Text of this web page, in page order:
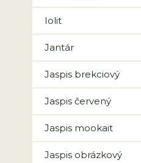
Iolit
Jantár
Jaspis brekciový
Jaspis červený
Jaspis mookait
Jaspis obrázkový